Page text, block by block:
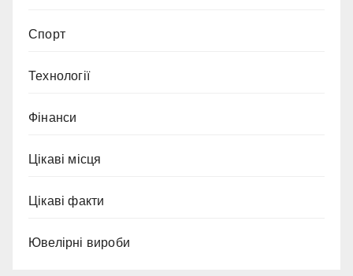
Спорт
Технології
Фінанси
Цікаві місця
Цікаві факти
Ювелірні вироби